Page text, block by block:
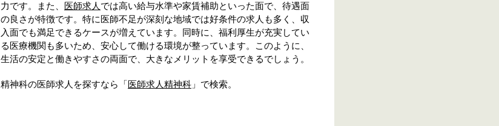
力です。また、
医師求人 では高い給与水準や家賃補助といった面で、待遇面
の良さが特徴です。特に医師不足が深刻な地域では好条件の求人も多く、収
入面でも満足できるケースが増えています。同時に、福利厚生が充実してい
る医療機関も多いため、安心して働ける環境が整っています。このように、
生活の安定と働きやすさの両面で、大きなメリットを享受できるでしょう。
精神科の医師求人を探すなら「 医師求人精神科 」で検索。